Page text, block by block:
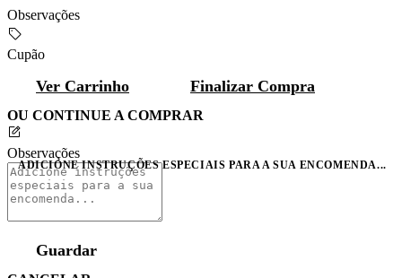
Observações
Cupão
Ver Carrinho Finalizar Compra
OU CONTINUE A COMPRAR
Observações
ADICIONE INSTRUÇÕES ESPECIAIS PARA A SUA ENCOMENDA...
Guardar